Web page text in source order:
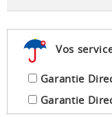
Vos
Garantie
Garantie